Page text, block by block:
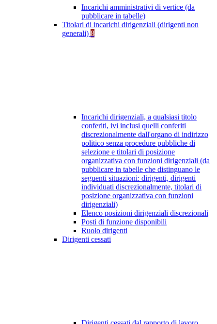
Incarichi amministrativi di vertice (da
pubblicare in tabelle)
Titolari di incarichi dirigenziali (dirigenti non
generali) 8
Incarichi dirigenziali, a qualsiasi titolo
conferiti, ivi inclusi quelli conferiti
discrezionalmente dall'organo di indirizzo
politico senza procedure pubbliche di
selezione e titolari di posizione
organizzativa con funzioni dirigenziali (da
pubblicare in tabelle che distinguano le
seguenti situazioni: dirigenti, dirigenti
individuati discrezionalmente, titolari di
posizione organizzativa con funzioni
dirigenziali)
Elenco posizioni dirigenziali discrezionali
Posti di funzione disponibili
Ruolo dirigenti
Dirigenti cessati